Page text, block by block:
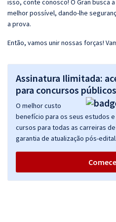
isso, conte conosco! O Gran busca
melhor possível, dando-lhe
a prova.
Então, vamos unir nossas forças!
Assinatura Ilimitada:
para concursos
O melhor custo
benefício para os seus estudos
cursos para todas as carreiras
garantia de atualização pós-edital.